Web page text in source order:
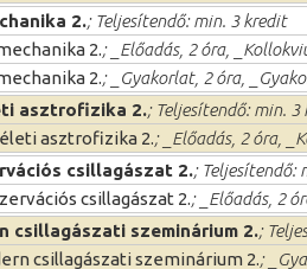
2.; Teljesítendő: min. 3 kredit
2.; _Előadás, 2 óra,
2.; _Gyakorlat, 2 óra,
asztrofizika 2.; Teljesítendő: min. 3
asztrofizika 2.; _Előadás, 2 óra,
csillagászat 2.; Teljesítendő:
csillagászat 2.; _Előadás, 2
csillagászati szeminárium 2.;
csillagászati szeminárium 2.;